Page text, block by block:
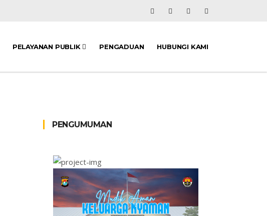
PELAYANAN PUBLIK PENGADUAN HUBUNGI KAMI
PENGUMUMAN